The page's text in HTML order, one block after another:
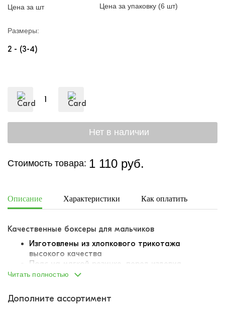
Цена за шт Цена за упаковку (6 шт)
Размеры:
2 - (3-4)
Стоимость товара: 1 110 руб.
Описание Характеристики Как оплатить
Качественные боксеры для мальчиков
Изготовлены из хлопкового трикотажа
высокого качества
Пояс на мягкой резинке, перед изделия
продублирован х/б вставкой
не натирают
Читать полностью
Дополните ассортимент